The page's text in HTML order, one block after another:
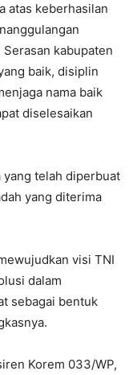
atas keberhasilan
kabupaten
baik, disiplin
nama baik
diselesaikan
yang telah diperbuat
yang diterima
visi TNI
dalam
sebagai bentuk
Korem 033/WP,